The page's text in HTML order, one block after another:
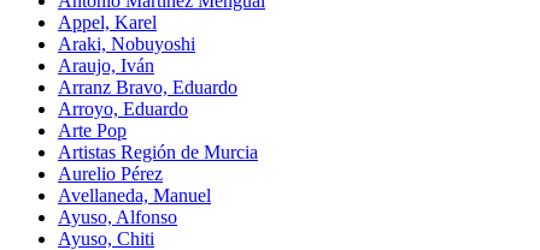
Appel, Karel
Araki, Nobuyoshi
Araujo, Iván
Arranz Bravo, Eduardo
Arroyo, Eduardo
Arte Pop
Artistas Región de Murcia
Aurelio Pérez
Avellaneda, Manuel
Ayuso, Alfonso
Ayuso, Chiti